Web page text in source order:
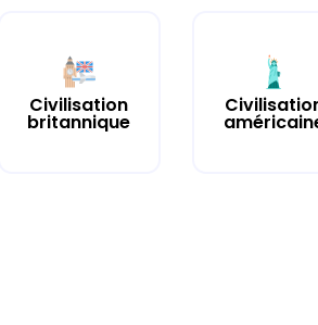
Civilisation
britannique